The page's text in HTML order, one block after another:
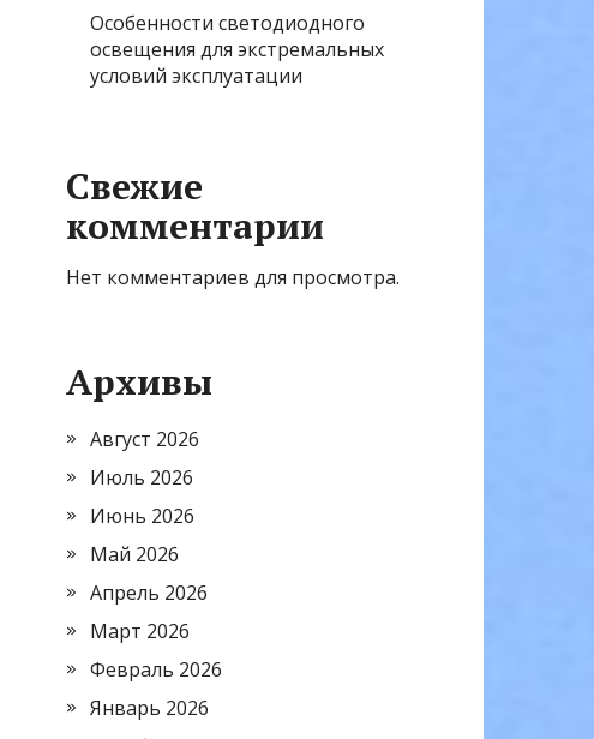
Особенности светодиодного
освещения для экстремальных
условий эксплуатации
Свежие
комментарии
Нет комментариев для просмотра.
Архивы
Август 2026
Июль 2026
Июнь 2026
Май 2026
Апрель 2026
Март 2026
Февраль 2026
Январь 2026